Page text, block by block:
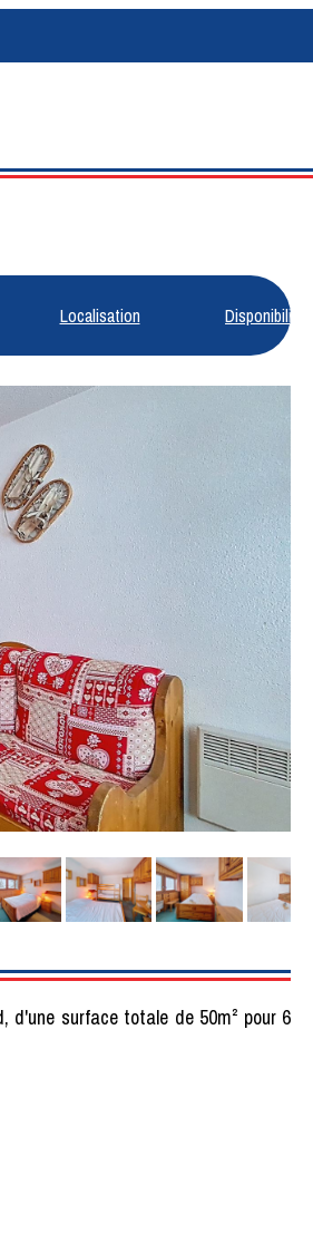
Localisation Disponibilités
d'une surface totale de 50m² pour 6